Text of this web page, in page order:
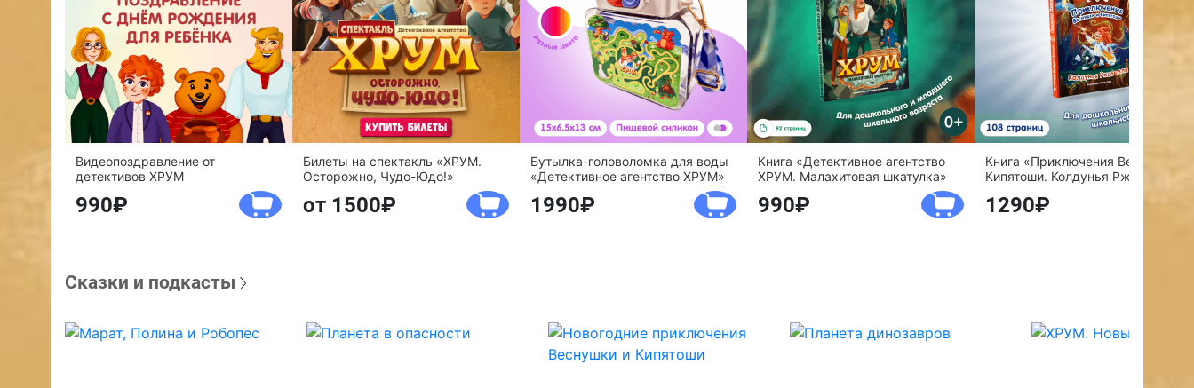
Видеопоздравление от
детективов ХРУМ
990
Билеты на спектакль «ХРУМ.
Осторожно, Чудо-Юдо!»
от 1500
Бутылка-головоломка для воды
«Детективное агентство ХРУМ»
1990
Книга «Детективное агентство
ХРУМ. Малахитовая шкатулка»
990
Книга «Приключения Веснушки и
Кипятоши. Колдунья Ржавелла»
1290
Сказки и подкасты